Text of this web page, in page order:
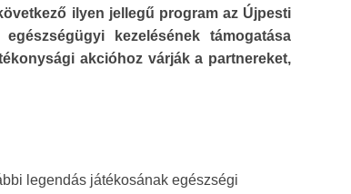
ilyen jellegű program az Újpesti
kezelésének támogatása
akcióhoz várják a partnereket,
legendás játékosának egészségi